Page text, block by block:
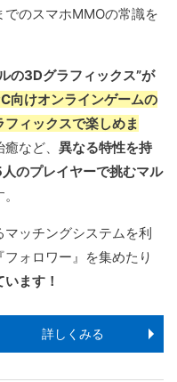
でのスマホMMOの常識を
の3Dグラフィックス”が
向けオンラインゲームの
ィックスで楽しめま
など、 異なる特性を持
のプレイヤーで挑むマル
ッチングシステムを利
ォロワー』を集めたり
ます！
詳しくみる